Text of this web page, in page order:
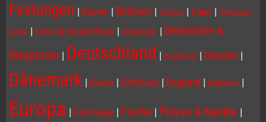
Festungen | Bäume | Böhmen | Cannes | Capri | Computer-
Kunst | Côte de Granit Rose | Denkmäler | Denkmäler &
Skulpturen | Deutschland | Drachenei | Dresden |
Dänemark | Dünen | Eiffelturm | England | Erdbeben |
Europa | Fahrzeuge | Fische | Flüsse & Kanäle |